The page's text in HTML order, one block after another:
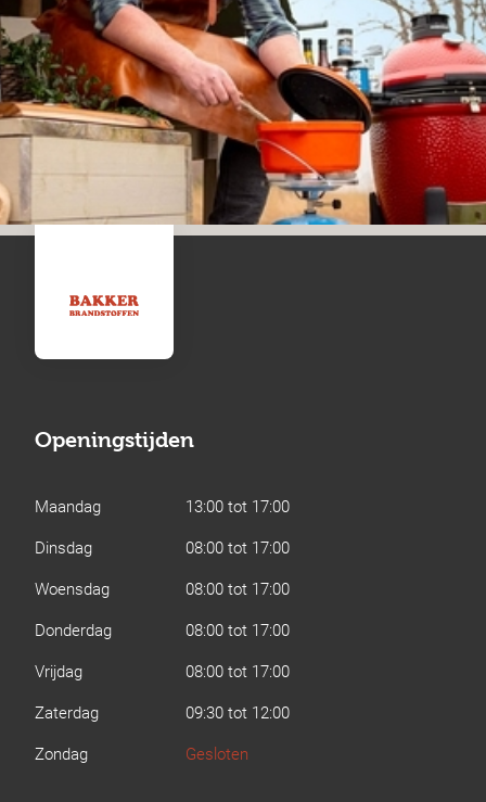
Openingstijden
Maandag
13:00 tot 17:00
Dinsdag
08:00 tot 17:00
Woensdag
08:00 tot 17:00
Donderdag
08:00 tot 17:00
Vrijdag
08:00 tot 17:00
Zaterdag
09:30 tot 12:00
Zondag
Gesloten